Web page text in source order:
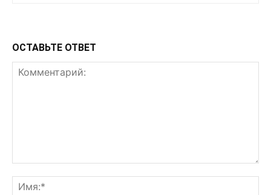
ОСТАВЬТЕ ОТВЕТ